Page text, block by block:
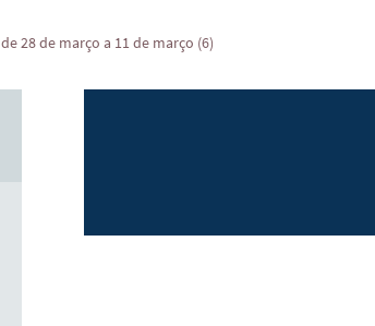
de 28 de março a 11 de março (6)